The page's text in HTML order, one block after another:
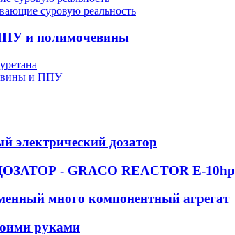
суровую реальность
и полимочевины
и ППУ
электрический дозатор
- GRACO REACTOR E-10hp
много компонентный агрегат
руками